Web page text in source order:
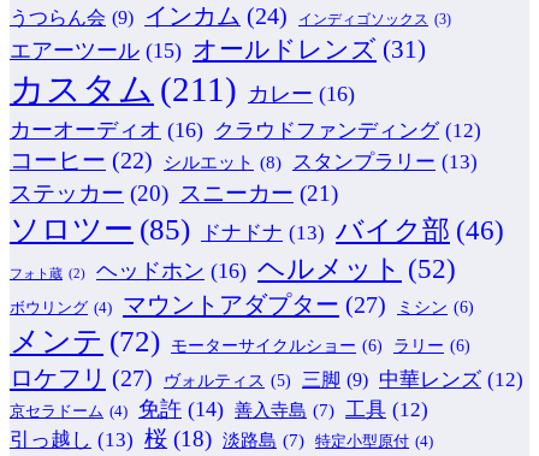
うつらん会 (9) インカム (24) インディゴソックス (3)
エアーツール (15) オールドレンズ (31)
カスタム (211) カレー (16)
カーオーディオ (16) クラウドファンディング (12)
コーヒー (22) シルエット (8) スタンプラリー (13)
ステッカー (20) スニーカー (21)
ソロツー (85) ドナドナ (13) バイク部 (46)
フォト蔵 (2) ヘッドホン (16) ヘルメット (52)
ボウリング (4) マウントアダプター (27) ミシン (6)
メンテ (72) モーターサイクルショー (6) ラリー (6)
ロケフリ (27) ヴォルティス (5) 三脚 (9) 中華レンズ (12)
京セラドーム (4) 免許 (14) 善入寺島 (7) 工具 (12)
引っ越し (13) 桜 (18) 淡路島 (7) 特定小型原付 (4)